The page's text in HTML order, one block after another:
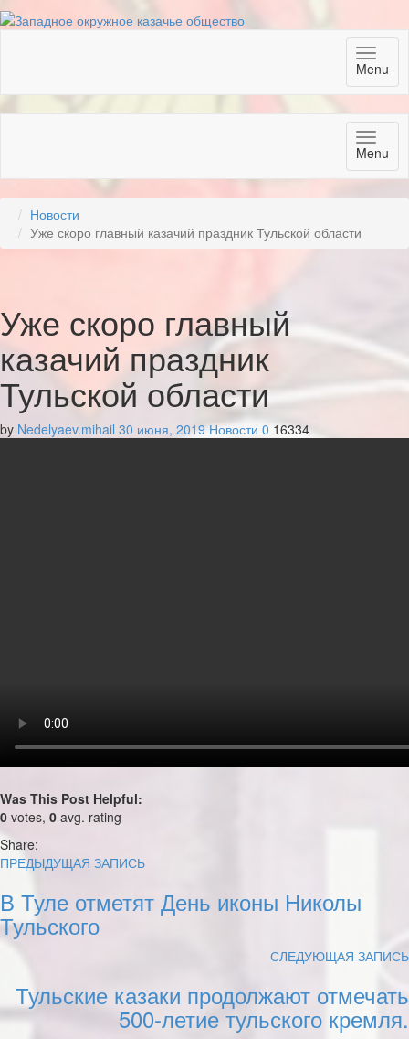
Menu
Menu
Новости
Уже скоро главный казачий праздник Тульской области
Уже скоро главный
казачий праздник
Тульской области
by Nedelyaev.mihail 30 июня, 2019 Новости 0 16334
Was This Post Helpful:
0 votes, 0 avg. rating
Share:
ПРЕДЫДУЩАЯ ЗАПИСЬ
В Туле отметят День иконы Николы
Тульского
СЛЕДУЮЩАЯ ЗАПИСЬ
Тульские казаки продолжают отмечать
500-летие тульского кремля.